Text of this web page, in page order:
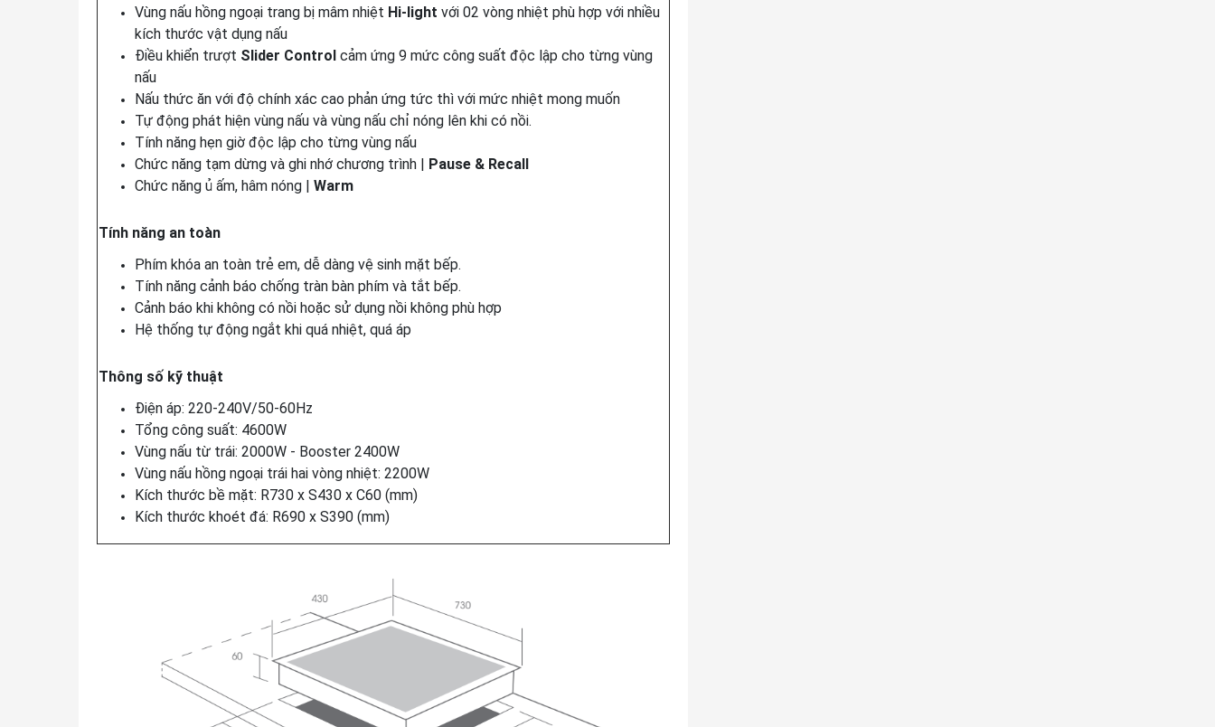
Vùng nấu hồng ngoại trang bị mâm nhiệt Hi-light với 02 vòng nhiệt phù hợp với nhiều
kích thước vật dụng nấu
Điều khiển trượt Slider Control cảm ứng 9 mức công suất độc lập cho từng vùng
nấu
Nấu thức ăn với độ chính xác cao phản ứng tức thì với mức nhiệt mong muốn
Tự động phát hiện vùng nấu và vùng nấu chỉ nóng lên khi có nồi.
Tính năng hẹn giờ độc lập cho từng vùng nấu
Chức năng tạm dừng và ghi nhớ chương trình | Pause & Recall
Chức năng ủ ấm, hâm nóng | Warm
Tính năng an toàn
Phím khóa an toàn trẻ em, dễ dàng vệ sinh mặt bếp.
Tính năng cảnh báo chống tràn bàn phím và tắt bếp.
Cảnh báo khi không có nồi hoặc sử dụng nồi không phù hợp
Hệ thống tự động ngắt khi quá nhiệt, quá áp
Thông số kỹ thuật
Điện áp: 220-240V/50-60Hz
Tổng công suất: 4600W
Vùng nấu từ trái: 2000W - Booster 2400W
Vùng nấu hồng ngoại trái hai vòng nhiệt: 2200W
Kích thước bề mặt: R730 x S430 x C60 (mm)
Kích thước khoét đá: R690 x S390 (mm)